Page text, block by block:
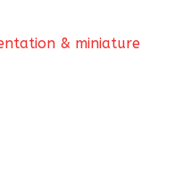
& miniature